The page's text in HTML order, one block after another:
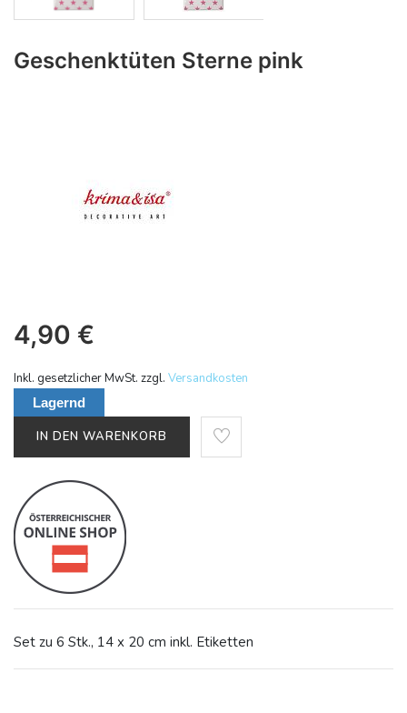
Geschenktüten Sterne pink
4,90 €
Inkl. gesetzlicher MwSt. zzgl. Versandkosten
Lagernd
IN DEN WARENKORB
Set zu 6 Stk., 14 x 20 cm inkl. Etiketten